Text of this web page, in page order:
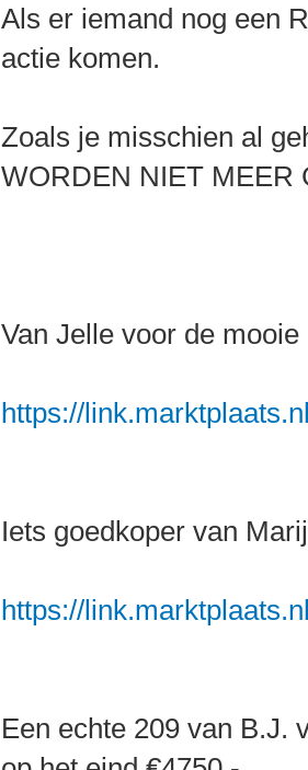
Als er iemand nog een
actie komen.
Zoals je misschien al
WORDEN NIET
Van Jelle voor de
https://
Iets goedkoper van
https://
Een echte 209 van B.J.